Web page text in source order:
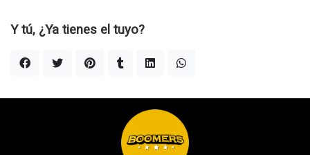
Y tú, ¿Ya tienes el tuyo?